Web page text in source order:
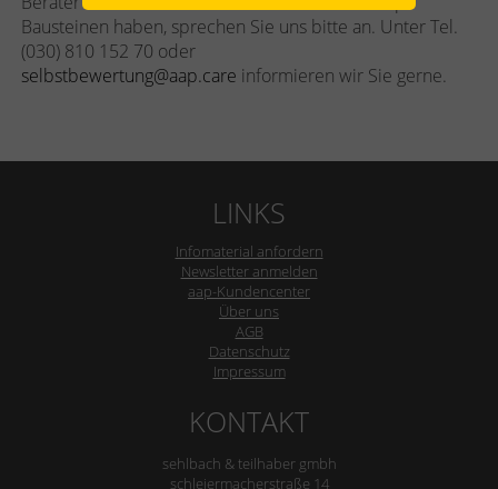
Bausteinen haben, sprechen Sie uns bitte an. Unter Tel.
(030) 810 152 70 oder
selbstbewertung@aap.care informieren wir Sie gerne.
LINKS
Infomaterial anfordern
Newsletter anmelden
aap-Kundencenter
Über uns
AGB
Datenschutz
Impressum
KONTAKT
sehlbach & teilhaber gmbh
schleiermacherstraße 14